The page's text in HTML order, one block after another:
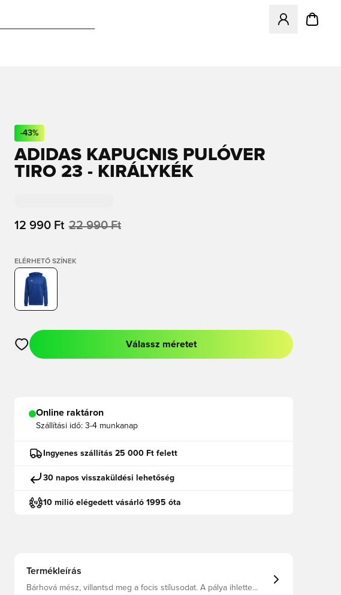
Megnyit egy
-43%
ADIDAS KAPUCNIS PULÓVER
TIRO 23 - KIRÁLYKÉK
12 990 Ft 22 990 Ft
ELÉRHETŐ SZÍNEK
Megnyit egy modált a bejelentkezéshez vagy a tagként való regisztrációhoz
Válassz méretet
Online raktáron
Szállítási idő: 3-4 munkanap
Ingyenes szállítás 25 000 Ft felett
30 napos visszaküldési lehetőség
10 milió elégedett vásárló 1995 óta
Termékleírás
Bárhová mész, villantsd meg a focis stílusodat. A pálya ihlette